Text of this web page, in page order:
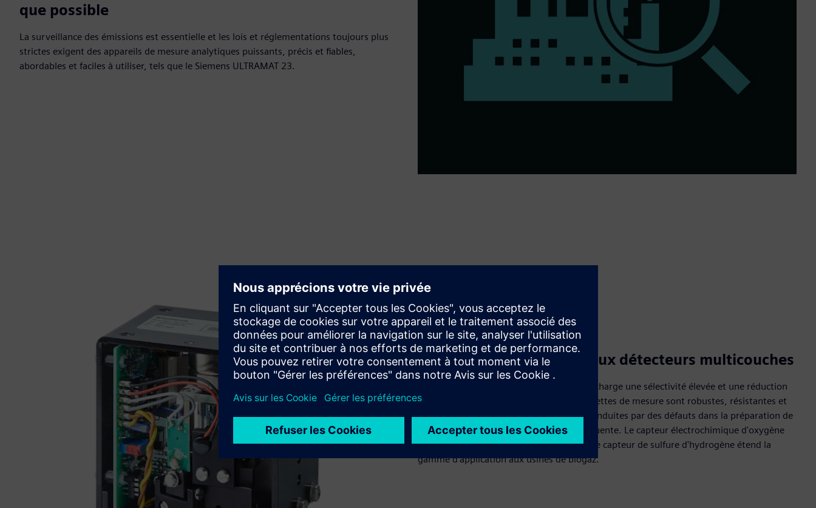
que possible
La surveillance des émissions est essentielle et les lois et réglementations toujours plus
strictes exigent des appareils de mesure analytiques puissants, précis et fiables,
abordables et faciles à utiliser, tels que le Siemens ULTRAMAT 23.
Sélectivité élevée grâce aux détecteurs multicouches
Les détecteurs multicouches prennent en charge une sélectivité élevée et une réduction
des interférences de vapeur d'eau. Les cuvettes de mesure sont robustes, résistantes et
faciles à nettoyer en cas de perturbations induites par des défauts dans la préparation de
l'échantillon et une contamination subséquente. Le capteur électrochimique d'oxygène
détermine la variable de référence O2, et le capteur de sulfure d'hydrogène étend la
gamme d'application aux usines de biogaz.